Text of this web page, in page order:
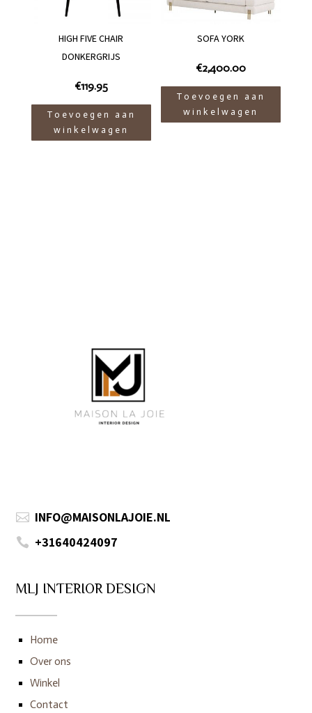
HIGH FIVE CHAIR
DONKERGRIJS
€119.95
Toevoegen aan
winkelwagen
SOFA YORK
€2,400.00
Toevoegen aan
winkelwagen
 INFO@MAISONLAJOIE.NL
 +31640424097
MLJ INTERIOR DESIGN
Home
Over ons
Winkel
Contact